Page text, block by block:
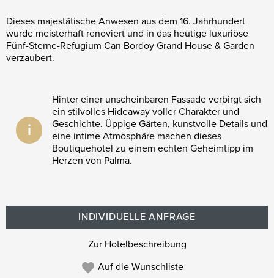
Dieses majestätische Anwesen aus dem 16. Jahrhundert
wurde meisterhaft renoviert und in das heutige luxuriöse
Fünf-Sterne-Refugium Can Bordoy Grand House & Garden
verzaubert.
i
Hinter einer unscheinbaren Fassade verbirgt sich
ein stilvolles Hideaway voller Charakter und
Geschichte. Üppige Gärten, kunstvolle Details und
eine intime Atmosphäre machen dieses
Boutiquehotel zu einem echten Geheimtipp im
Herzen von Palma.
INDIVIDUELLE ANFRAGE
Zur Hotelbeschreibung
Auf die Wunschliste